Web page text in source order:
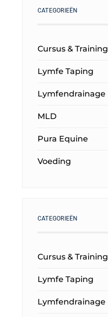
CATEGORIEËN
Cursus & Training
Lymfe Taping
Lymfendrainage
MLD
Pura Equine
Voeding
CATEGORIEËN
Cursus & Training
Lymfe Taping
Lymfendrainage